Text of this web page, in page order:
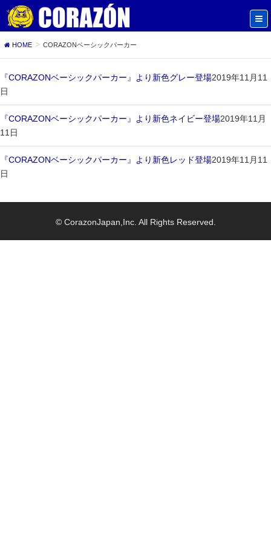
HOME CORAZONベーシックパーカー
『CORAZONベーシックパーカー』より新色グレー登場2019年11月11
日
『CORAZONベーシックパーカー』より新色ネイビー登場2019年11月
11日
『CORAZONベーシックパーカー』より新色レッド登場2019年11月11
日
© CorazonJapan,Inc. All Rights Reserved.